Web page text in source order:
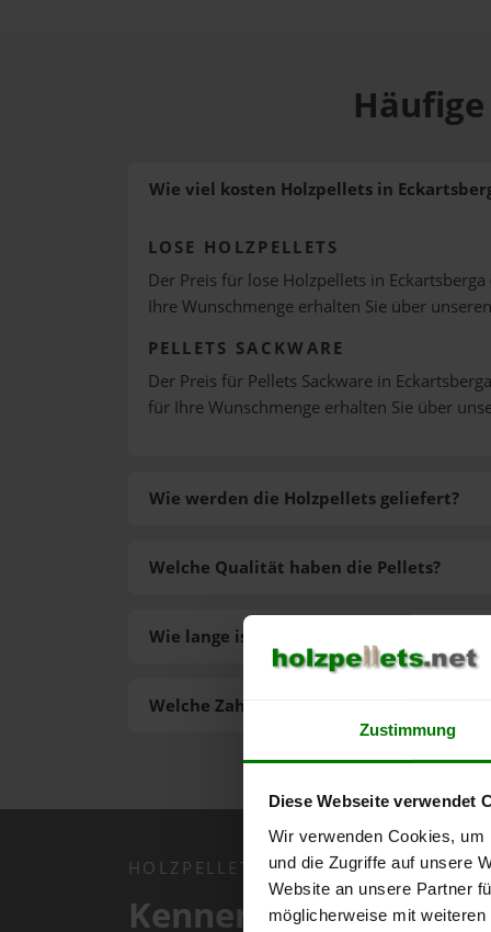
Zustimmung
Diese Webseite verwendet
Wir verwenden Cookies,
und die Zugriffe auf unsere
Website an unsere Partner
möglicherweise mit
Wie viel kosten Holzpellets in
LOSE HOLZPELLETS
Der Preis für lose Holzpellets in
Ihre Wunschmenge erhalten Sie über unseren
PELLETS SACKWARE
Der Preis für Pellets Sackware in
für Ihre Wunschmenge erhalten Sie über
Wie werden die Holzpellets geliefert?
Welche Zahlungsarten gibt es?
Welche Qualität haben die Pellets?
Wie lange ist die Lieferzeit der Pellets?
HOLZPELLETS.NET APP
Kennen Sie schon